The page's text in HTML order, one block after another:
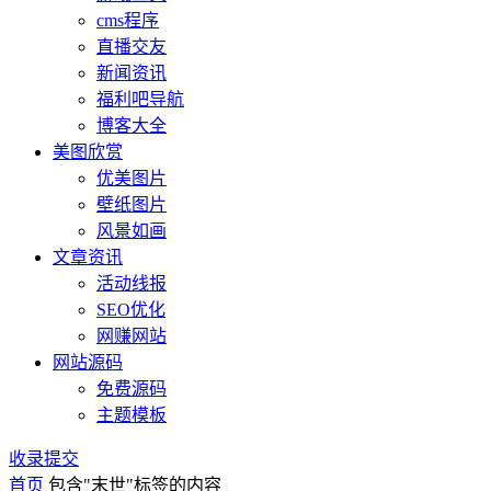
cms程序
直播交友
新闻资讯
福利吧导航
博客大全
美图欣赏
优美图片
壁纸图片
风景如画
文章资讯
活动线报
SEO优化
网赚网站
网站源码
免费源码
主题模板
收录提交
首页 包含"末世"标签的内容